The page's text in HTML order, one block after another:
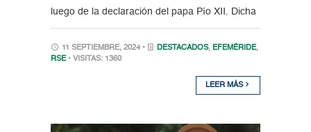
luego de la declaración del papa Pío XII. Dicha
11 SEPTIEMBRE, 2024 • DESTACADOS, EFEMÉRIDE,
RSE • VISITAS: 1360
LEER MÁS